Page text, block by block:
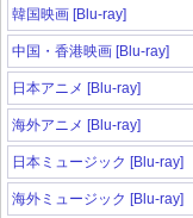
韓国映画 [Blu-ray]
中国・香港映画 [Blu-ray]
日本アニメ [Blu-ray]
海外アニメ [Blu-ray]
日本ミュージック [Blu-ray]
海外ミュージック [Blu-ray]